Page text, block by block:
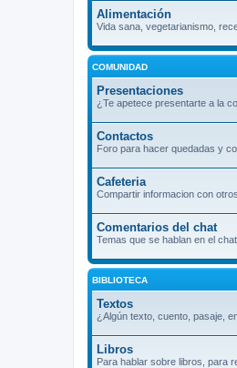
Alimentación
Vida sana, vegetarianismo,
COMUNIDAD
Presentaciones
¿Te apetece presentarte a la
Contactos
Foro para hacer quedadas y
Cafeteria
Compartir informacion con
Comentarios del chat
Temas que se hablan en el
BIBLIOTECA
Textos
¿Algún texto, cuento, pasaje,
Libros
Para hablar sobre libros, para